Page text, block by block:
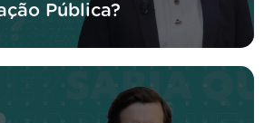
Pública?